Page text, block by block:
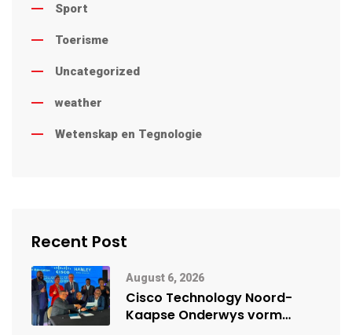
Sport
Toerisme
Uncategorized
weather
Wetenskap en Tegnologie
Recent Post
August 6, 2026
Cisco Technology Noord-
Kaapse Onderwys vorm